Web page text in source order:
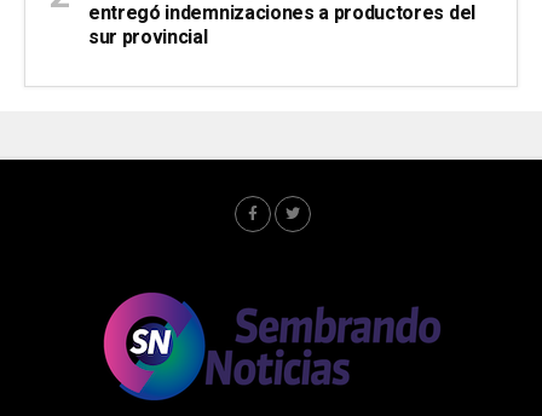
entregó indemnizaciones a productores del
sur provincial